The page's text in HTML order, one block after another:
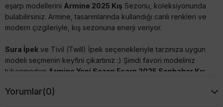
eşarp modellerini Armine 2025 Kış Sezonu, koleksiyonunda
bulabilirsiniz. Armine, tasarımlarında kullandığı canlı renkleri ve
modern çizgileriyle, kış sezonuna enerji veriyor.
Sura İpek ve Tivil (Twill) İpek seçenekleriyle tarzınıza uygun
modeli seçmenin keyfini çıkartınız :) Şimdi favori modeliniz
tükenmeden Armine Yeni Sezon Eşarp 2025 Sonbahar Kış
Yorumlar(0)